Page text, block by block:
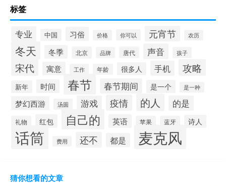
标签
专业 中国 习俗 价格 你可以 元宵节 农历
冬天 冬季 北京 品牌 唐代 声音 孩子
宋代 寓意 工作 年龄 很多人 手机 攻略
新年 时间 春节 春节期间 是一个 是一种
梦幻西游 汤圆 游戏 疫情 的人 的是
礼物 红包 自己的 英语 苹果 蓝牙 诗人
话筒 费用 还不 都是 麦克风
猜你想看的文章